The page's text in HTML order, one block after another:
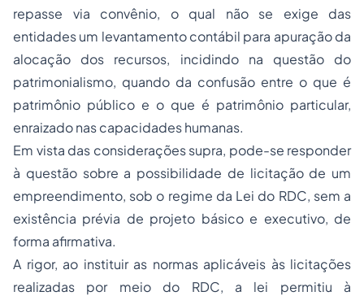
repasse via convênio, o qual não se exige das
entidades um levantamento contábil para apuração da
alocação dos recursos, incidindo na questão do
patrimonialismo, quando da confusão entre o que é
patrimônio público e o que é patrimônio particular,
enraizado nas capacidades humanas.
Em vista das considerações supra, pode-se responder
à questão sobre a possibilidade de licitação de um
empreendimento, sob o regime da Lei do RDC, sem a
existência prévia de projeto básico e executivo, de
forma afirmativa.
A rigor, ao instituir as normas aplicáveis às licitações
realizadas por meio do RDC, a lei permitiu à